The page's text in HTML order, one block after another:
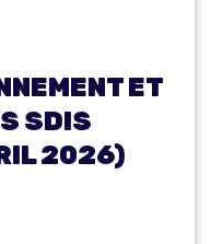
ET
SDIS
2026)